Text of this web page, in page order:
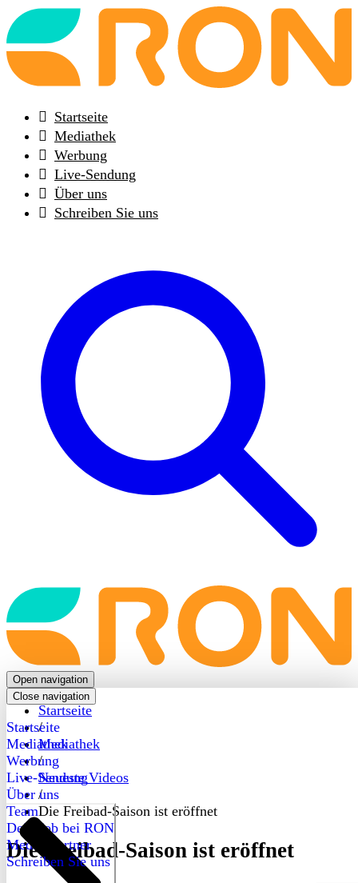
Back
to
frontpage
Startseite
Mediathek
Werbung
Live-Sendung
Über uns
Schreiben Sie uns
Back
to
frontpage
Open navigation
Close navigation
Startseite
Mediathek
Werbung
Live-Sendung
Über uns
Team
Dein Job bei RON
Medienpartner
Schreiben Sie uns
Startseite
/
Mediathek
/
Neueste Videos
/
Die Freibad-Saison ist eröffnet
Die Freibad-Saison ist eröffnet